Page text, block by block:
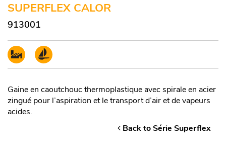
SUPERFLEX CALOR
913001
Gaine en caoutchouc thermoplastique avec spirale en acier
zingué pour l’aspiration et le transport d’air et de vapeurs
acides.
Back to Série Superflex